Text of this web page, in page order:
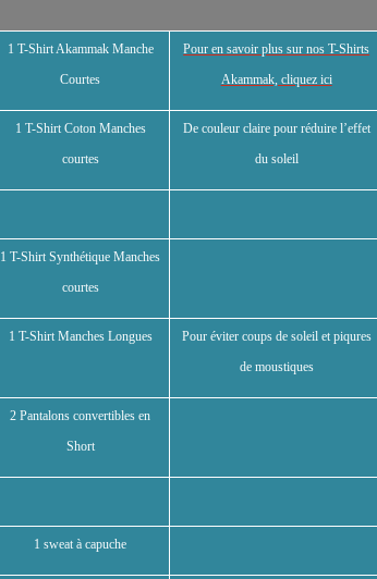
1 T-Shirt Akammak Manche
Courtes
Pour en savoir plus sur nos T-Shirts
Akammak, cliquez ici
1 T-Shirt Coton Manches
courtes
De couleur claire pour réduire l’effet
du soleil
1 T-Shirt Synthétique Manches
courtes
1 T-Shirt Manches Longues
Pour éviter coups de soleil et piqures
de moustiques
2 Pantalons convertibles en
Short
1 sweat à capuche